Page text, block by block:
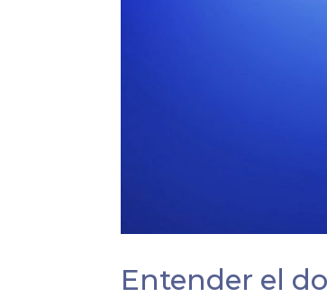
Entender el